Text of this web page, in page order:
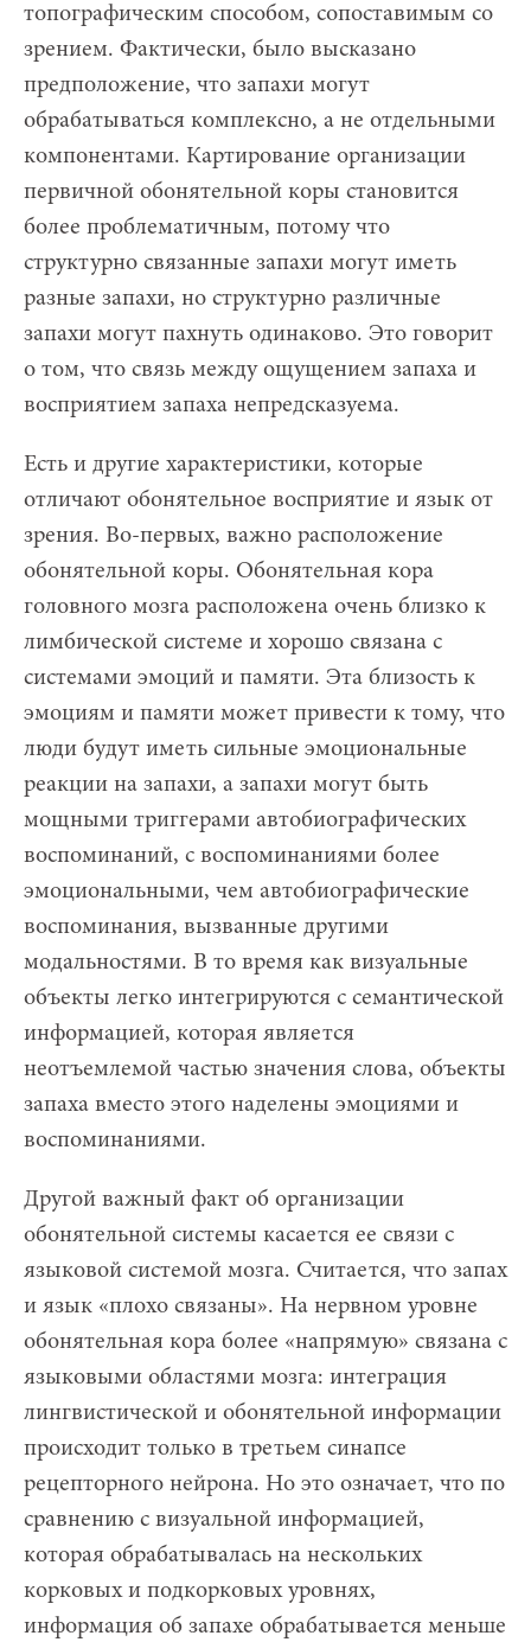
топографическим способом, сопоставимым со
зрением. Фактически, было высказано
предположение, что запахи могут
обрабатываться комплексно, а не отдельными
компонентами. Картирование организации
первичной обонятельной коры становится
более проблематичным, потому что
структурно связанные запахи могут иметь
разные запахи, но структурно различные
запахи могут пахнуть одинаково. Это говорит
о том, что связь между ощущением запаха и
восприятием запаха непредсказуема.
Есть и другие характеристики, которые
отличают обонятельное восприятие и язык от
зрения. Во-первых, важно расположение
обонятельной коры. Обонятельная кора
головного мозга расположена очень близко к
лимбической системе и хорошо связана с
системами эмоций и памяти. Эта близость к
эмоциям и памяти может привести к тому, что
люди будут иметь сильные эмоциональные
реакции на запахи, а запахи могут быть
мощными триггерами автобиографических
воспоминаний, с воспоминаниями более
эмоциональными, чем автобиографические
воспоминания, вызванные другими
модальностями. В то время как визуальные
объекты легко интегрируются с семантической
информацией, которая является
неотъемлемой частью значения слова, объекты
запаха вместо этого наделены эмоциями и
воспоминаниями.
Другой важный факт об организации
обонятельной системы касается ее связи с
языковой системой мозга. Считается, что запах
и язык «плохо связаны». На нервном уровне
обонятельная кора более «напрямую» связана с
языковыми областями мозга: интеграция
лингвистической и обонятельной информации
происходит только в третьем синапсе
рецепторного нейрона. Но это означает, что по
сравнению с визуальной информацией,
которая обрабатывалась на нескольких
корковых и подкорковых уровнях,
информация об запахе обрабатывается меньше